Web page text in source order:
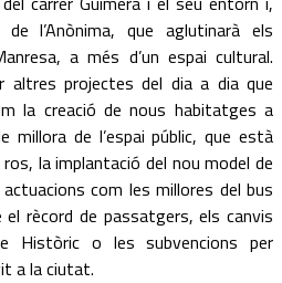
l’Anònima, que aglutinarà els
a més d’un espai cultural.
altres projectes del dia a dia que
la creació de nous habitatges a
millora de l’espai públic, que està
la implantació del nou model de
com les millores del bus
rècord de passatgers, els canvis
Històric o les subvencions per
a la ciutat.